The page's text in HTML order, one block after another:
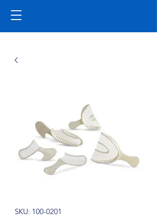
SKU: 100-0201